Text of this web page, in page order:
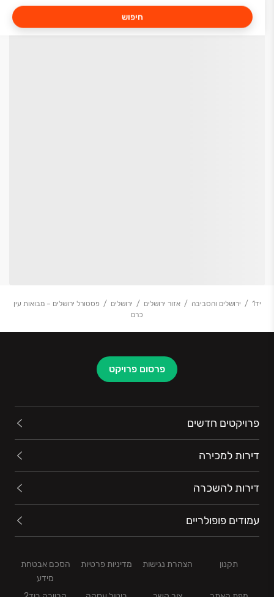
חיפוש
יד1 ירושלים והסביבה אזור ירושלים ירושלים
פסטורל ירושלים – מבואות עין
כרם
פרסום פרויקט
פרויקטים חדשים
דירות למכירה
דירות להשכרה
עמודים פופולריים
תקנון הצהרת נגישות מדיניות פרטיות
הסכם אבטחת
מידע